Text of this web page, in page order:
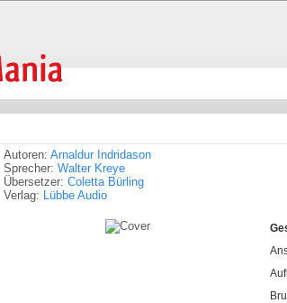
Autoren: Arnaldur Indridason
Sprecher: Walter Kreye
Übersetzer: Coletta Bürling
Verlag: Lübbe Audio